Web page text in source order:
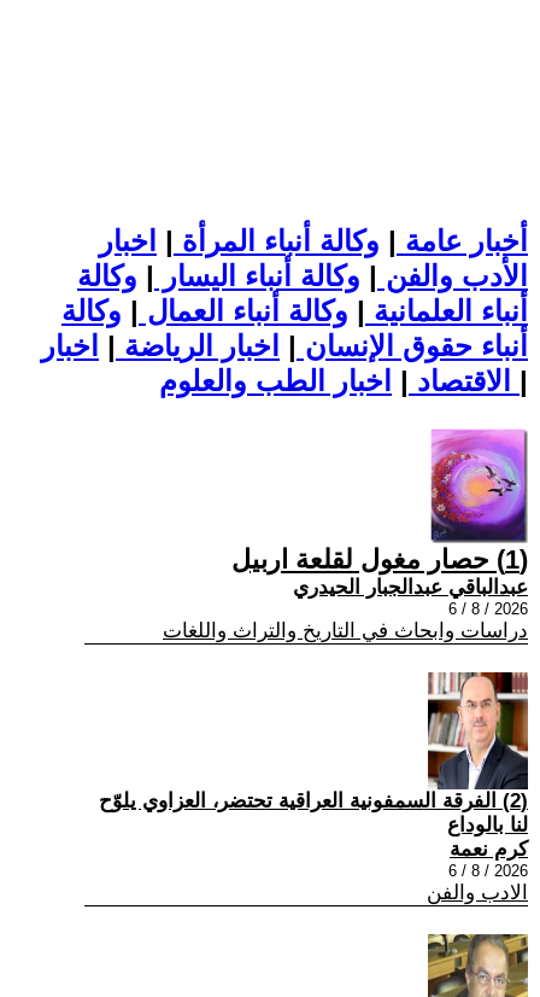
أخبار عامة | وكالة أنباء المرأة | اخبار
الأدب والفن | وكالة أنباء اليسار | وكالة
أنباء العلمانية | وكالة أنباء العمال | وكالة
أنباء حقوق الإنسان | اخبار الرياضة | اخبار
الاقتصاد | |
(1) حصار مغول لقلعة اربيل
عبدالباقي عبدالجبار الحيدري
2026 / 8 / 6
دراسات وابحاث في التاريخ والتراث واللغات
(2) الفرقة السمفونية العراقية تحتضر، العزاوي يلوّح
لنا بالوداع
كرم نعمة
2026 / 8 / 6
الادب والفن